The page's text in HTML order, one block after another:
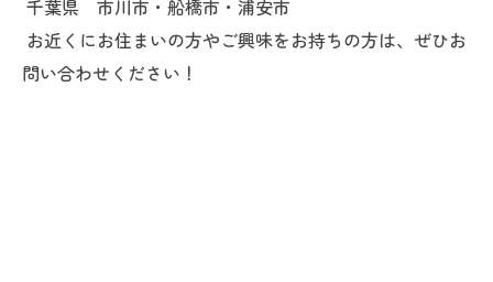
千葉県 市川市・船橋市・浦安市
お近くにお住まいの方やご興味をお持ちの方は、ぜひお
問い合わせください！